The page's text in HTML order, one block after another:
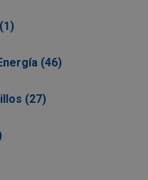
(46)
(27)